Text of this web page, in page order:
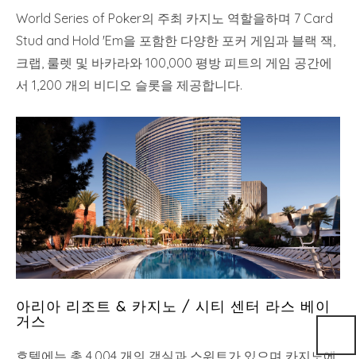
World Series of Poker의 주최 카지노 역할을하며 7 Card
Stud and Hold 'Em을 포함한 다양한 포커 게임과 블랙 잭,
크랩, 룰렛 및 바카라와 100,000 평방 피트의 게임 공간에
서 1,200 개의 비디오 슬롯을 제공합니다.
아리아 리조트 & 카지노 / 시티 센터 라스 베이
거스